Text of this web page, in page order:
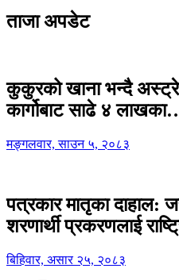
ताजा अपडेट
कुकुरको खाना भन्दै
कार्गोबाट साढे ४
मङ्गलवार, साउन ५, २०८३
पत्रकार मातृका दाहाल:
शरणार्थी प्रकरणलाई
बिहिवार, असार २५, २०८३